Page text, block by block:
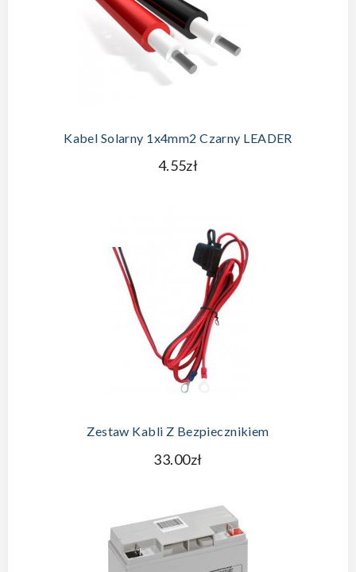
Kabel Solarny 1x4mm2 Czarny LEADER
4.55zł
Zestaw Kabli Z Bezpiecznikiem
33.00zł